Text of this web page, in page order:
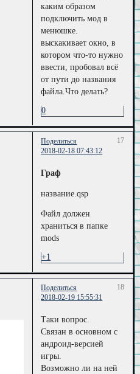
каким образом
подключить мод в
менюшке.
выскакивает окно, в
котором что-то нужно
ввести, пробовал всё
от пути до названия
файла.Что делать?
0
Поделиться
17
2018-02-18 07:43:12
Граф
название.qsp
Файл должен
храниться в папке
mods
+1
Поделиться
18
2018-02-19 15:55:31
Таки вопрос.
Связан в основном с
андроид-версией
игры.
Возможно ли на ней